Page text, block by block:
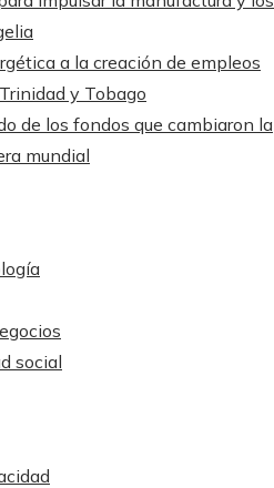
a la creación de empleos
y Tobago
de los fondos que cambiaron la
mundial
social